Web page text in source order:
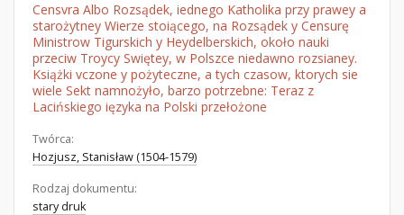
Censvra Albo Rozsądek, iednego Katholika przy prawey a
starożytney Wierze stoiącego, na Rozsądek y Censurę
Ministrow Tigurskich y Heydelberskich, około nauki
przeciw Troycy Swiętey, w Polszce niedawno rozsianey.
Książki vczone y pożyteczne, a tych czasow, ktorych sie
wiele Sekt namnożyło, barzo potrzebne: Teraz z
Lacińskiego ięzyka na Polski przełożone
Twórca:
Hozjusz, Stanisław (1504-1579)
Rodzaj dokumentu:
stary druk